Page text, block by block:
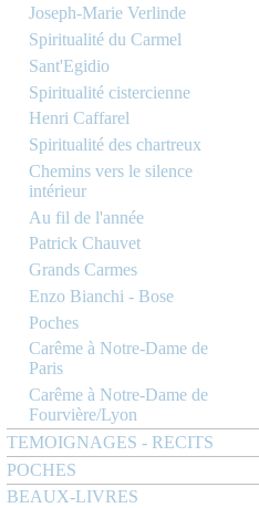
Joseph-Marie Verlinde
Spiritualité du Carmel
Sant'Egidio
Spiritualité cistercienne
Henri Caffarel
Spiritualité des chartreux
Chemins vers le silence
intérieur
Au fil de l'année
Patrick Chauvet
Grands Carmes
Enzo Bianchi - Bose
Poches
Carême à Notre-Dame de
Paris
Carême à Notre-Dame de
Fourvière/Lyon
TEMOIGNAGES - RECITS
POCHES
BEAUX-LIVRES